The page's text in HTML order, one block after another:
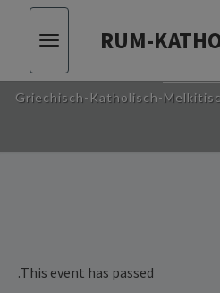
RUM-
Toggle
RUM-
Griechisch-Katholisch-
This event has passed.